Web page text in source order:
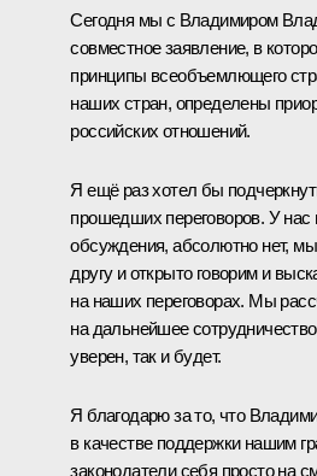
Сегодня мы с Владимиром
совместное заявление, в
принципы всеобъемлющего
наших стран, определены
российских отношений.
Я ещё раз хотел бы
прошедших переговоров. У
обсуждения, абсолютно нет,
другу и открыто говорим и
на наших переговорах. Мы
на дальнейшее
уверен, так и будет.
Я благодарю за то, что
в качестве поддержки нашим
законодатели себя просто на